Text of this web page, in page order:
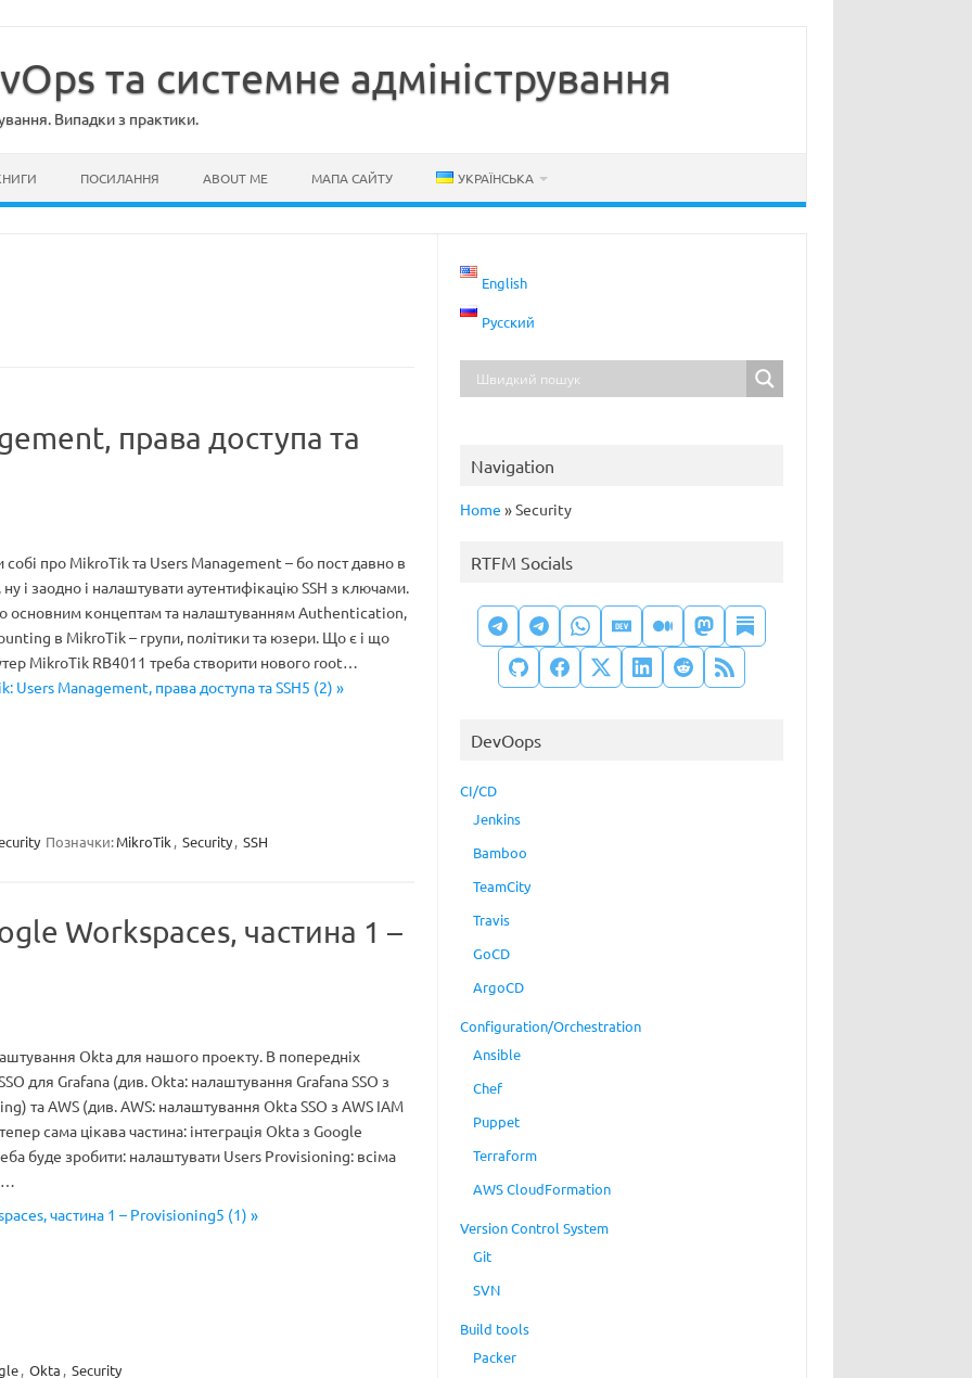
та системне адміністрування
Випадки з практики.
ПОСИЛАННЯ ABOUT ME МАПА САЙТУ УКРАЇНСЬКА
права доступа та
про MikroTik та Users Management – бо пост давно в
і заодно і налаштувати аутентифікацію SSH з ключами.
основним концептам та налаштуванням Authentication,
в MikroTik – групи, політики та юзери. Що є і що
MikroTik RB4011 треба створити нового root…
Users Management, права доступа та SSH5 (2) »
Позначки:MikroTik , Security, SSH
Workspaces, частина 1 –
Okta для нашого проекту. В попередніх
для Grafana (див. Okta: налаштування Grafana SSO з
та AWS (див. AWS: налаштування Okta SSO з AWS IAM
сама цікава частина: інтеграція Okta з Google
буде зробити: налаштувати Users Provisioning: всіма
частина 1 – Provisioning5 (1) »
, Okta , Security
English
Русский
Navigation
Home »Security
RTFM Socials
DevOops
CI/CD
Jenkins
Bamboo
TeamCity
Travis
GoCD
ArgoCD
Configuration/Orchestration
Ansible
Chef
Puppet
Terraform
AWS CloudFormation
Version Control System
Git
SVN
Build tools
Packer